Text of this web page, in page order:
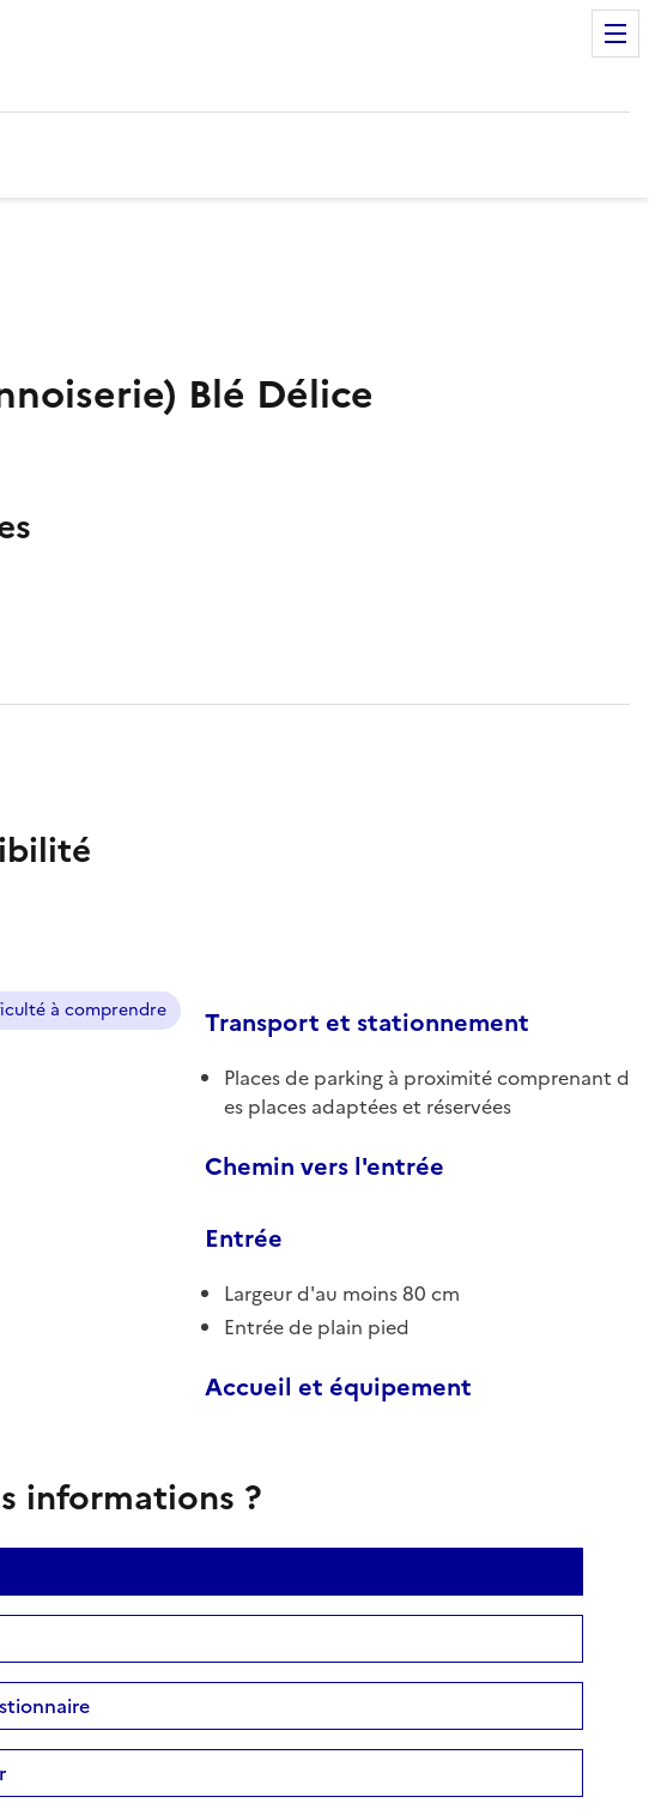
Blé Délice
à comprendre Transport et stationnement
Places de parking à proximité comprenant d
es places adaptées et réservées
Chemin vers l'entrée
Entrée
Largeur d'au moins 80 cm
Entrée de plain pied
Accueil et équipement
informations ?